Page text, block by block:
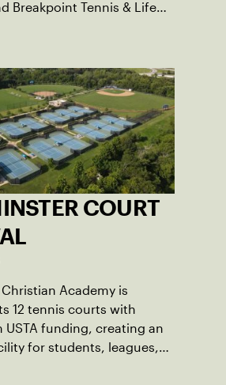
Breakpoint Tennis & Life
COURT
Academy is
12 tennis courts with
funding, creating an
for students, leagues,